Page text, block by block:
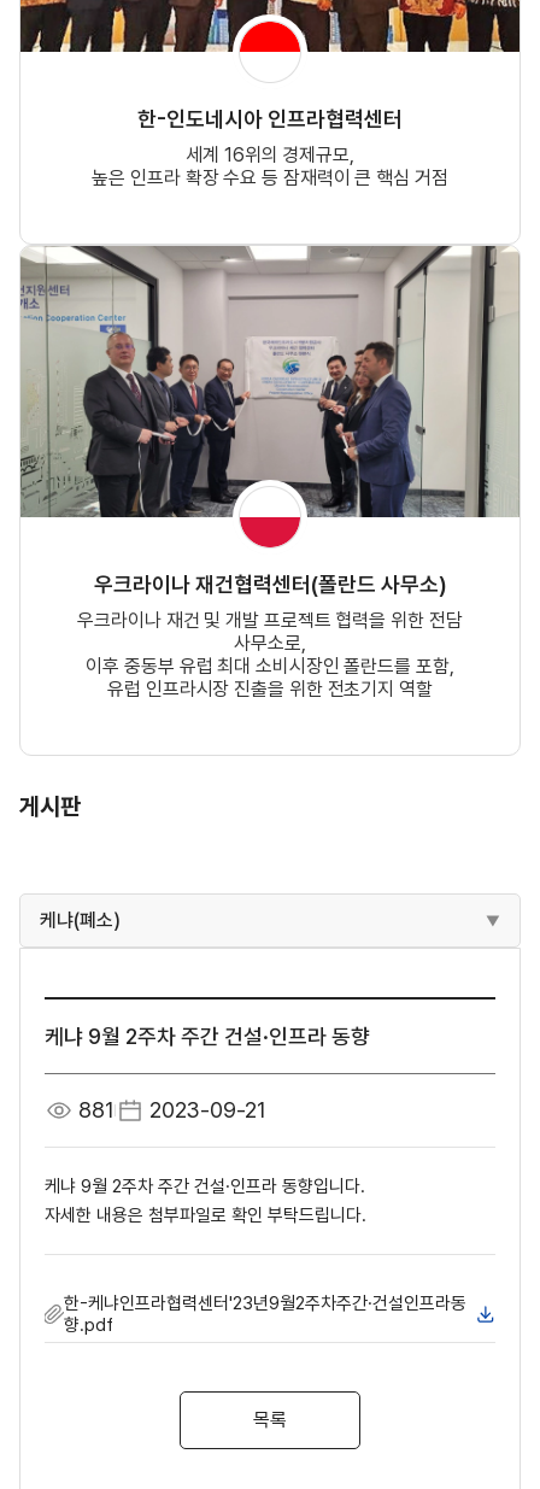
한-인도네시아 인프라협력센터
세계 16위의 경제규모,
높은 인프라 확장 수요 등 잠재력이 큰 핵심 거점
우크라이나 재건협력센터(폴란드 사무소)
우크라이나 재건 및 개발 프로젝트 협력을 위한 전담
사무소로,
이후 중동부 유럽 최대 소비시장인 폴란드를 포함,
유럽 인프라시장 진출을 위한 전초기지 역할
게시판
케냐(폐소)
케냐 9월 2주차 주간 건설·인프라 동향
881 2023-09-21
케냐 9월 2주차 주간 건설·인프라 동향입니다.
자세한 내용은 첨부파일로 확인 부탁드립니다.
한-케냐인프라협력센터'23년9월2주차주간·건설인프라동
향.pdf
목록